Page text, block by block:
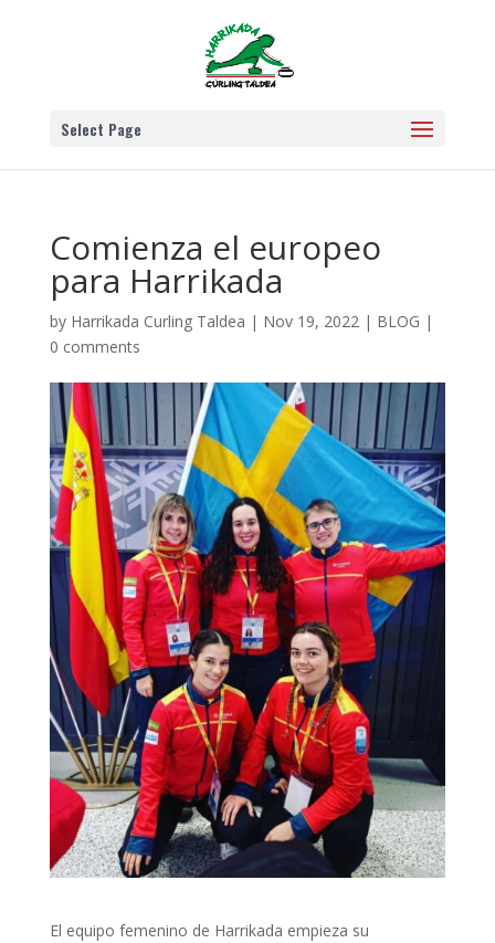
Select Page
Comienza el europeo
para Harrikada
by Harrikada Curling Taldea | Nov 19, 2022| BLOG |
0 comments
El equipo femenino de Harrikada empieza su